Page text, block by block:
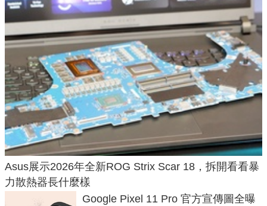
Asus展示2026年全新ROG Strix Scar 18，拆開看看暴
力散熱器長什麼樣
Google Pixel 11 Pro 官方宣傳圖全曝